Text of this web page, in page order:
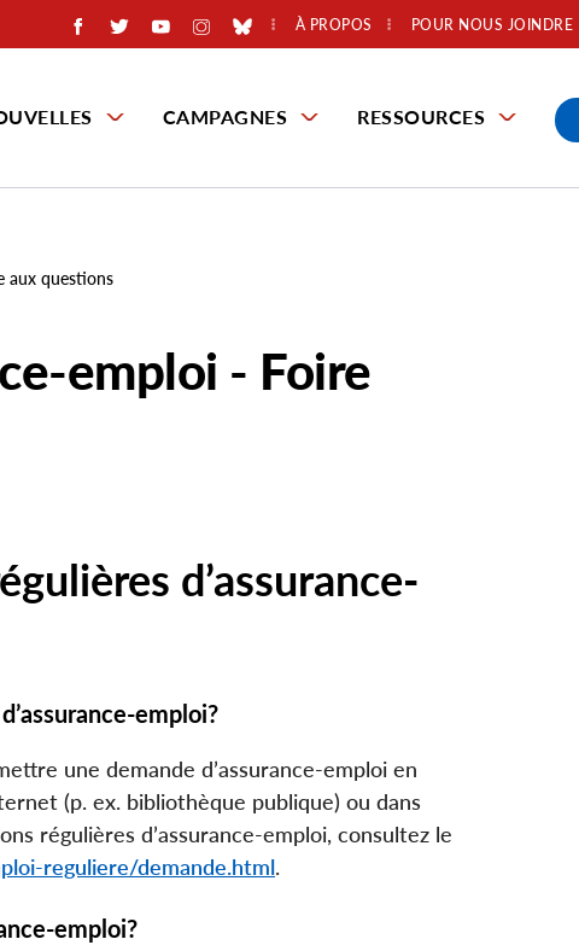
À PROPOS POUR NOUS JOINDRE
CAMPAGNES RESSOURCES
aux questions
emploi - Foire
d’assurance-
une demande d’assurance-emploi en
(p. ex. bibliothèque publique) ou dans
régulières d’assurance-emploi, consultez le
reguliere/demande.html.
emploi?